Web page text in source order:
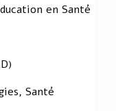
en Santé
Santé